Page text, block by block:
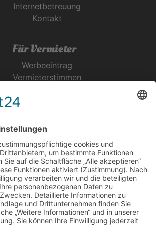
Internetbetreuung
Kontakt
Für Vermieter
Werbeeintrag
Vermieterstimmen
Urlaubsservice
Bücher, Karten & CD's
Ihre Anreise
Wetter
Links
Nutzungsbedingungen